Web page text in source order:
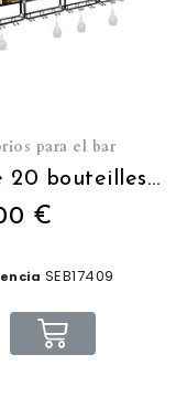
para el bar
Porte 20 bouteilles avec portes verres
€
SEB17409